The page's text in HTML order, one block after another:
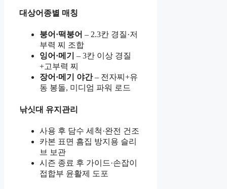
대상어종별 매칭
붕어·떡붕어 – 2.3칸 경질·저
부력 찌 조합
잉어·메기 – 3칸 이상 경질
+고부력 찌
장어·메기 야간– 전자찌+유
동 봉돌, 미디엄 파워 로드
낚싯대 유지관리
사용 후 담수 세척·완전 건조
카본 표면 흠집 방지용 슬리
브 보관
시즌 종료 후 가이드·손잡이
접합부 윤활제 도포